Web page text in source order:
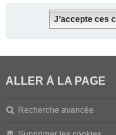
ALLER À LA PAGE
Recherche avancée